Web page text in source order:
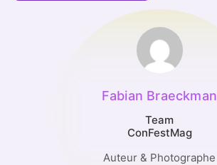
Fabian Braeckman
Team
ConFestMag
Auteur & Photographe